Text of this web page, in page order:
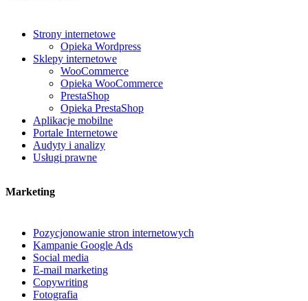
Strony internetowe
Opieka Wordpress
Sklepy internetowe
WooCommerce
Opieka WooCommerce
PrestaShop
Opieka PrestaShop
Aplikacje mobilne
Portale Internetowe
Audyty i analizy
Usługi prawne
Marketing
Pozycjonowanie stron internetowych
Kampanie Google Ads
Social media
E-mail marketing
Copywriting
Fotografia